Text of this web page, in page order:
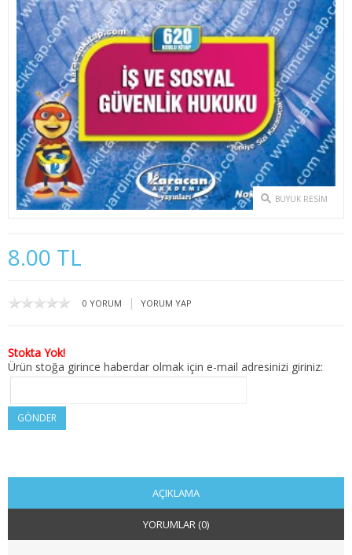
2. SINIF 3. YARIYIL İKTİSAT
2. SINIF 4. YARIYIL İKTİSAT
3. SINIF 5. YARIYIL İKTİSAT
3. SINIF 6. YARIYIL İKTİSAT
4. SINIF 7. YARIYIL İKTİSAT
4. SINIF 8. YARIYIL İKTİSAT
1. SINIF 1. YARIYIL KAMU
2. SINIF 4. YARIYIL KAMU
3. SINIF 6. YARIYIL KAMU
4. SINIF 8. YARIYIL KAMU
MALİYE
BUYUK RESIM
8.00 TL
0 YORUM | YORUM YAP
Stokta Yok!
Ürün stoğa girince haberdar olmak için e-mail adresinizi giriniz:
GÖNDER
AÇIKLAMA
YORUMLAR (0)